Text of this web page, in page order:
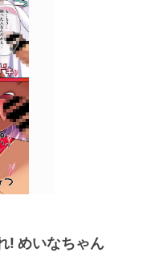
! めいなちゃん